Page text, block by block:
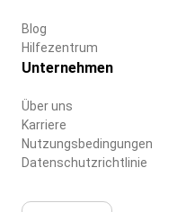
Blog
Hilfezentrum
Unternehmen
Über uns
Karriere
Nutzungsbedingungen
Datenschutzrichtlinie